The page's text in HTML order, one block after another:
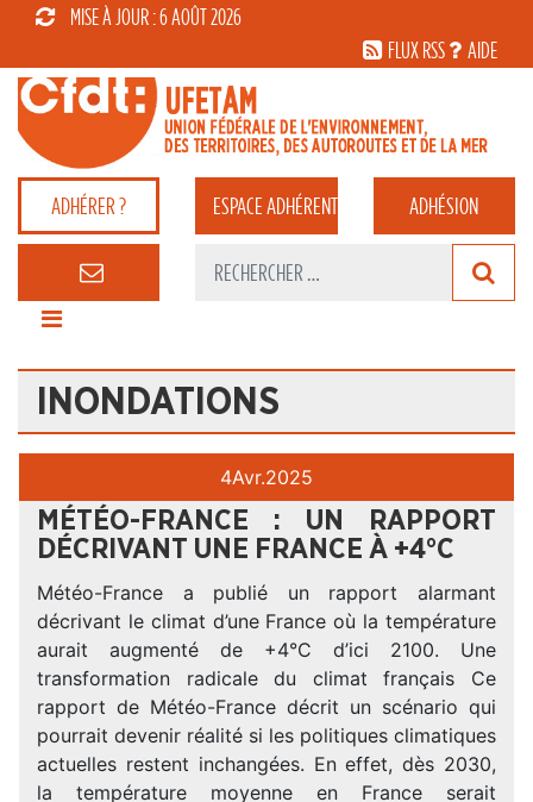
MISE À JOUR : 6 AOÛT 2026
FLUX RSS
AIDE
ADHÉRER ? ESPACEADHÉRENT ADHÉSION
INONDATIONS
4Avr.2025
MÉTÉO-FRANCE : UN RAPPORT
DÉCRIVANT UNE FRANCE À +4°C
Météo-France a publié un rapport alarmant
décrivant le climat d’une France où la température
aurait augmenté de +4°C d’ici 2100. Une
transformation radicale du climat français Ce
rapport de Météo-France décrit un scénario qui
pourrait devenir réalité si les politiques climatiques
actuelles restent inchangées. En effet, dès 2030,
la température moyenne en France serait